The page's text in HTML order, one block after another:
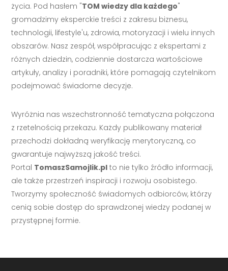
życia. Pod hasłem "TOM wiedzy dla każdego"
gromadzimy eksperckie treści z zakresu biznesu,
technologii, lifestyle'u, zdrowia, motoryzacji i wielu innych
obszarów. Nasz zespół, współpracując z ekspertami z
różnych dziedzin, codziennie dostarcza wartościowe
artykuły, analizy i poradniki, które pomagają czytelnikom
podejmować świadome decyzje.
Wyróżnia nas wszechstronność tematyczna połączona
z rzetelnością przekazu. Każdy publikowany materiał
przechodzi dokładną weryfikację merytoryczną, co
gwarantuje najwyższą jakość treści.
Portal TomaszSamojlik.pl to nie tylko źródło informacji,
ale także przestrzeń inspiracji i rozwoju osobistego.
Tworzymy społeczność świadomych odbiorców, którzy
cenią sobie dostęp do sprawdzonej wiedzy podanej w
przystępnej formie.